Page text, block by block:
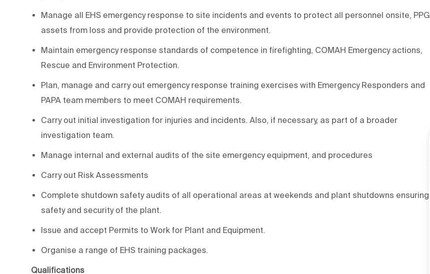
Manage all EHS emergency response to site incidents and events to protect all personnel onsite, PPG
assets from loss and provide protection of the environment.
Maintain emergency response standards of competence in firefighting, COMAH Emergency actions,
Rescue and Environment Protection.
Plan, manage and carry out emergency response training exercises with Emergency Responders and
PAPA team members to meet COMAH requirements.
Carry out initial investigation for injuries and incidents. Also, if necessary, as part of a broader
investigation team.
Manage internal and external audits of the site emergency equipment, and procedures
Carry out Risk Assessments
Complete shutdown safety audits of all operational areas at weekends and plant shutdowns ensuring
safety and security of the plant.
Issue and accept Permits to Work for Plant and Equipment.
Organise a range of EHS training packages.
Qualifications